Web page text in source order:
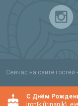
Сейчас на сайте гостей
C Днём
IronIk (irinanik)